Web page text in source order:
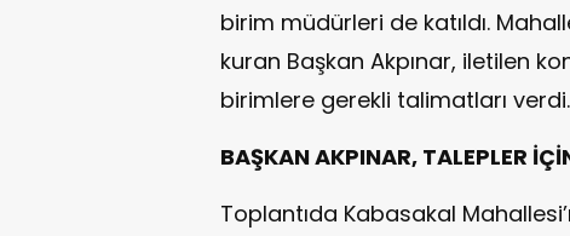
birim müdürleri de katıldı.
kuran Başkan Akpınar, iletilen
birimlere gerekli talimatları verdi.
BAŞKAN AKPINAR, TALEPLER
Toplantıda Kabasakal